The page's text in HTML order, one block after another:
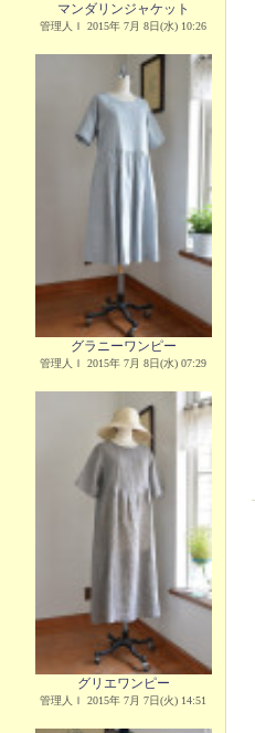
マンダリンジャケット
管理人Ｉ 2015年 7月 8日(水) 10:26
グラニーワンピー
管理人Ｉ 2015年 7月 8日(水) 07:29
グリエワンピー
管理人Ｉ 2015年 7月 7日(火) 14:51